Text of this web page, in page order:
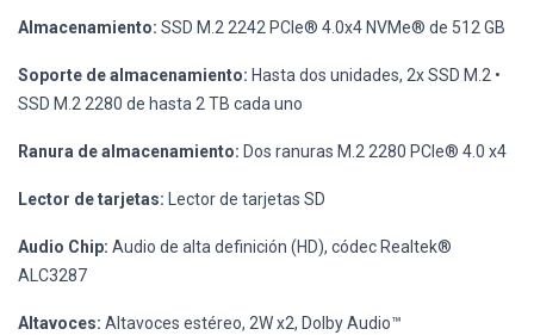
Almacenamiento: SSD M.2 2242 PCIe® 4.0x4 NVMe® de 512 GB
Soporte de almacenamiento: Hasta dos unidades, 2x SSD M.2 •
SSD M.2 2280 de hasta 2 TB cada uno
Ranura de almacenamiento: Dos ranuras M.2 2280 PCIe® 4.0 x4
Lector de tarjetas: Lector de tarjetas SD
Audio Chip: Audio de alta definición (HD), códec Realtek®
ALC3287
Altavoces: Altavoces estéreo, 2W x2, Dolby Audio™